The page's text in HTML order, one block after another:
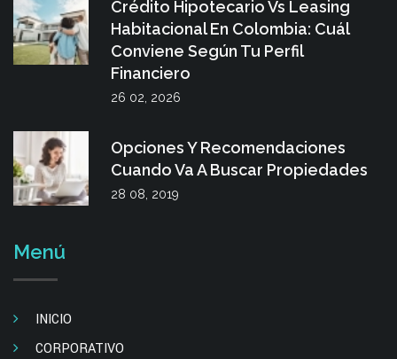
Crédito Hipotecario Vs Leasing
Habitacional En Colombia: Cuál
Conviene Según Tu Perfil
Financiero
26 02, 2026
Opciones Y Recomendaciones
Cuando Va A Buscar Propiedades
28 08, 2019
Menú
INICIO
CORPORATIVO